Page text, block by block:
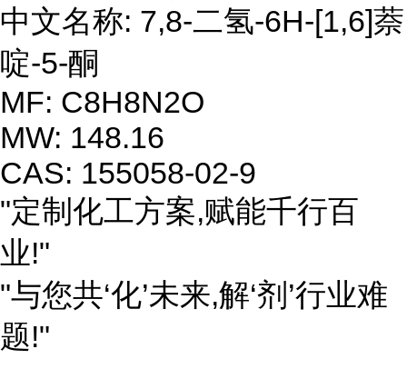
中文名称: 7,8-二氢-6H-[1,6]萘
啶-5-酮
MF: C8H8N2O
MW: 148.16
CAS: 155058-02-9
"定制化工方案,赋能千行百
业!"
"与您共‘化’未来,解‘剂’行业难
题!"